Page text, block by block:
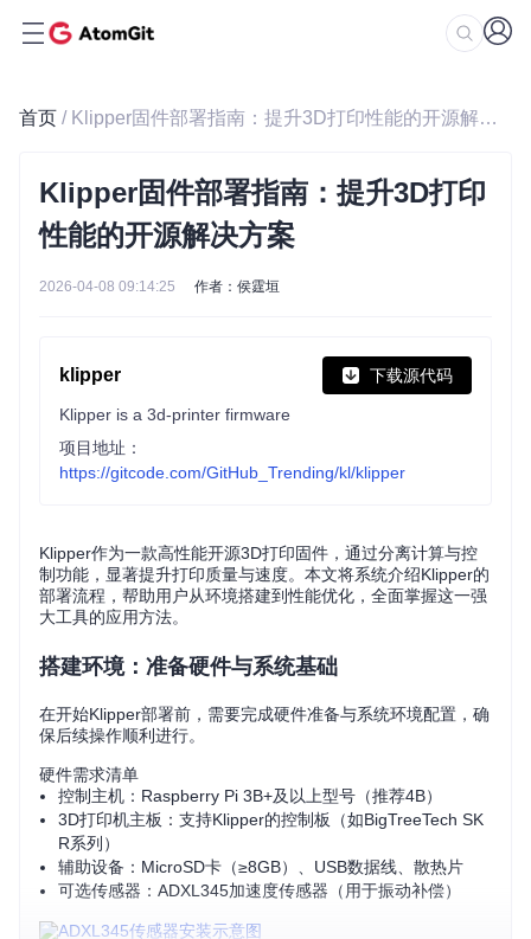
首页 / Klipper固件部署指南：提升3D打印性能的开源解决方案
Klipper固件部署指南：提升3D打印
性能的开源解决方案
2026-04-08 09:14:25 作者：侯霆垣
klipper 下载源代码
Klipper is a 3d-printer firmware
项目地址：
https://gitcode.com/GitHub_Trending/kl/klipper
Klipper作为一款高性能开源3D打印固件，通过分离计算与控
制功能，显著提升打印质量与速度。本文将系统介绍Klipper的
部署流程，帮助用户从环境搭建到性能优化，全面掌握这一强
大工具的应用方法。
搭建环境：准备硬件与系统基础
在开始Klipper部署前，需要完成硬件准备与系统环境配置，确
保后续操作顺利进行。
硬件需求清单
控制主机：Raspberry Pi 3B+及以上型号（推荐4B）
3D打印机主板：支持Klipper的控制板（如BigTreeTech SK
R系列）
辅助设备：MicroSD卡（≥8GB）、USB数据线、散热片
可选传感器：ADXL345加速度传感器（用于振动补偿）